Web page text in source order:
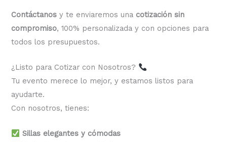
Contáctanos y te enviaremos una cotización sin
compromiso, 100% personalizada y con opciones para
todos los presupuestos.
¿Listo para Cotizar con Nosotros?
Tu evento merece lo mejor, y estamos listos para
ayudarte.
Con nosotros, tienes:
Sillas elegantes y cómodas